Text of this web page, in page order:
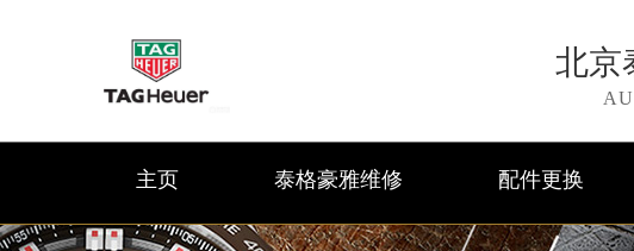
北京
主页 泰格豪雅维修 配件更换